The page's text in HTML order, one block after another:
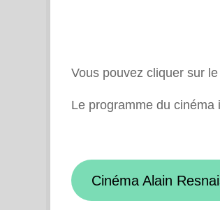
Vous pouvez cliquer sur
Le programme du
Cinéma Alain